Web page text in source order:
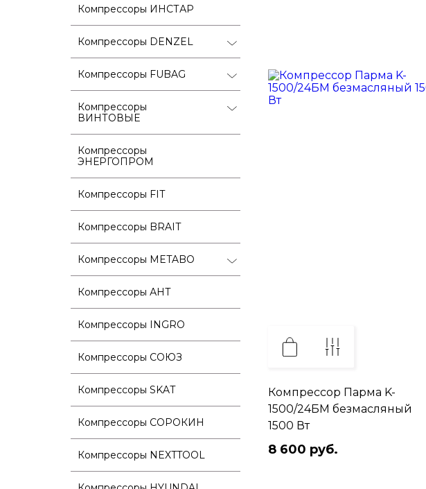
Компрессоры ИНСТАР
Компрессоры DENZEL
Компрессоры FUBAG
Компрессоры
ВИНТОВЫЕ
Компрессоры
ЭНЕРГОПРОМ
Компрессоры FIT
Компрессоры BRAIT
Компрессоры METABO
Компрессоры АНТ
Компрессоры INGRO
Компрессоры СОЮЗ
Компрессоры SKAT
Компрессоры СОРОКИН
Компрессоры NEXTTOOL
Компрессор Парма K-
1500/24БМ безмасляный
1500 Вт
8 600 руб.